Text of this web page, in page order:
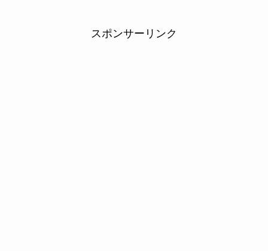
スポンサーリンク